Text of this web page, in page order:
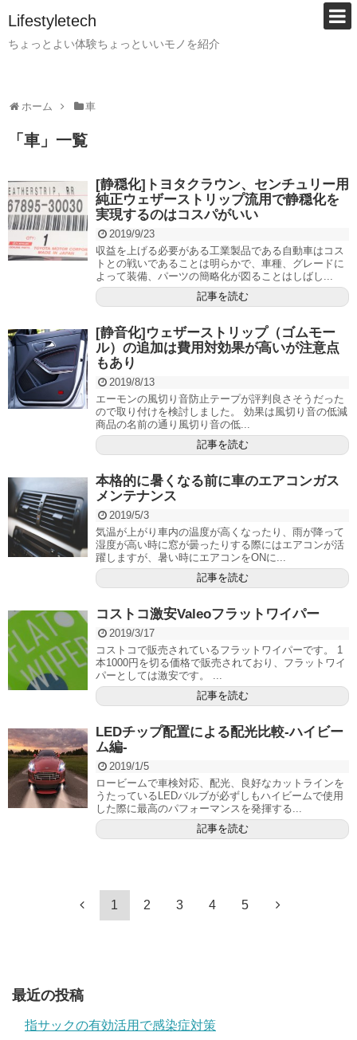
Lifestyletech
ちょっとよい体験ちょっといいモノを紹介
ホーム 車
「 車 」 一覧
[静穏化]トヨタクラウン、センチュリー用
純正ウェザーストリップ流用で静穏化を
実現するのはコスパがいい
2019/9/23
収益を上げる必要がある工業製品である自動車はコス
トとの戦いであることは明らかで、車種、グレードに
よって装備、パーツの簡略化が図ることはしばし...
記事を読む
[静音化]ウェザーストリップ（ゴムモー
ル）の追加は費用対効果が高いが注意点
もあり
2019/8/13
エーモンの風切り音防止テープが評判良さそうだった
ので取り付けを検討しました。 効果は風切り音の低減
商品の名前の通り風切り音の低...
記事を読む
本格的に暑くなる前に車のエアコンガス
メンテナンス
2019/5/3
気温が上がり車内の温度が高くなったり、雨が降って
湿度が高い時に窓が曇ったりする際にはエアコンが活
躍しますが、暑い時にエアコンをONに...
記事を読む
コストコ激安Valeoフラットワイパー
2019/3/17
コストコで販売されているフラットワイパーです。 1
本1000円を切る価格で販売されており、フラットワイ
パーとしては激安です。 ...
記事を読む
LEDチップ配置による配光比較-ハイビー
ム編-
2019/1/5
ロービームで車検対応、配光、良好なカットラインを
うたっているLEDバルブが必ずしもハイビームで使用
した際に最高のパフォーマンスを発揮する...
記事を読む
1 2 3 4 5
最近の投稿
指サックの有効活用で感染症対策